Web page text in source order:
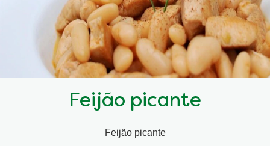
Feijão picante
Feijão picante